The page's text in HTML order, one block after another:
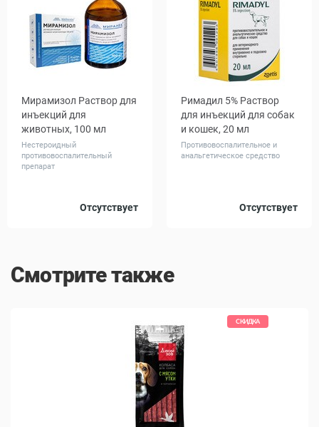
Мирамизол Раствор для
инъекций для
животных, 100 мл
Нестероидный
противовоспалительный
препарат
Отсутствует
2 x 10 100
Римадил 5% Раствор
для инъекций для собак
и кошек, 20 мл
Противовоспалительное и
анальгетическое средство
Отсутствует
Смотрите также
СКИДКА